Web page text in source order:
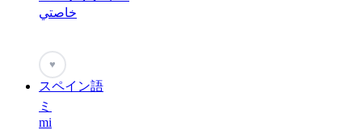
خاصتي
♥
スペイン語
ミ
mi